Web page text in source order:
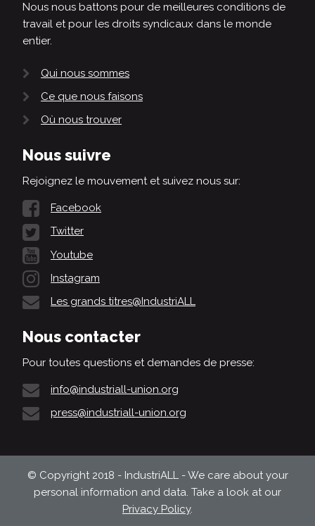
Nous nous battons pour de meilleures conditions de
travail et pour les droits syndicaux dans le monde
entier.
Qui nous sommes
Ce que nous faisons
Où nous trouver
Nous suivre
Rejoignez le mouvement et suivez nous sur:
Facebook
Twitter
Youtube
Instagram
Les grands titres@IndustriALL
Nous contacter
Pour toutes questions et demandes de presse:
info@industriall-union.org
press@industriall-union.org
© Copyright 2018 - IndustriALL - We care about your
personal information and data. Take a look at our
Privacy Policy.